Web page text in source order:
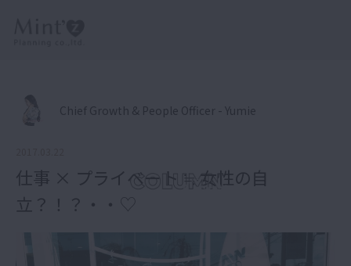
Chief Growth & People Officer - Yumie
仕事 × プライベート ≒ 女性の自
立？！？・・♡